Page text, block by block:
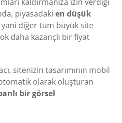
piyasadakien düşük
diğer tüm büyük site
daha kazançlı bir fiyat
sitenizin tasarımının mobil
olarak oluşturan
bir görsel